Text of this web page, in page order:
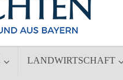
LANDWIRTSCHAFT